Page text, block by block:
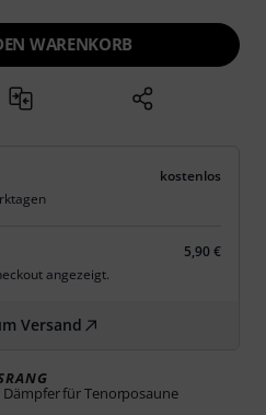
WARENKORB
kostenlos
5,90 €
angezeigt.
Versand
Dämpfer für Tenorposaune